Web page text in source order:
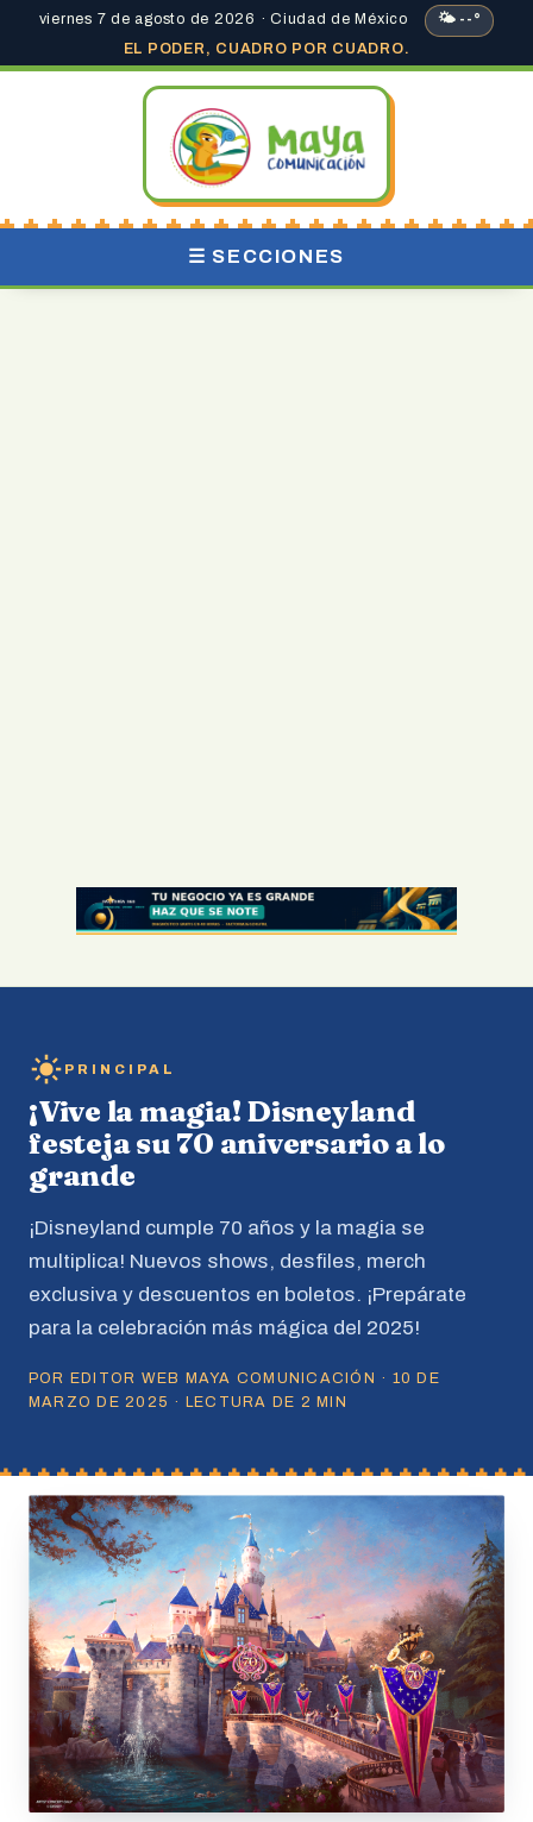
viernes 7 de agosto de 2026 · Ciudad de México
🌤 --°
EL PODER, CUADRO POR CUADRO.
☰ SECCIONES
PRINCIPAL
¡Vive la magia! Disneyland
festeja su 70 aniversario a lo
grande
¡Disneyland cumple 70 años y la magia se
multiplica! Nuevos shows, desfiles, merch
exclusiva y descuentos en boletos. ¡Prepárate
para la celebración más mágica del 2025!
POR EDITOR WEB MAYA COMUNICACIÓN · 10 DE
MARZO DE 2025 · LECTURA DE 2 MIN